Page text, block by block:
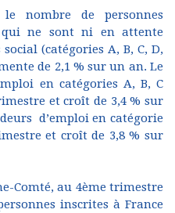
nombre de personnes
ne sont ni en attente
(catégories A, B, C, D,
de 2,1 % sur un an. Le
en catégories A, B, C
et croît de 3,4 % sur
d’emploi en catégorie
et croît de 3,8 % sur
Comté, au 4ème trimestre
inscrites à France